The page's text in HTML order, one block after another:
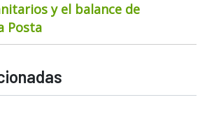
y el balance de
Posta